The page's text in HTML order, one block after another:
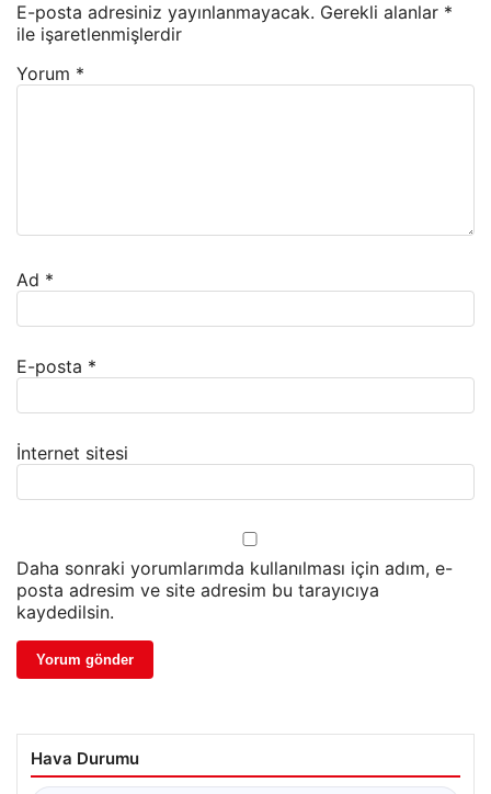
E-posta adresiniz yayınlanmayacak. Gerekli alanlar *
ile işaretlenmişlerdir
Yorum *
Ad *
E-posta *
İnternet sitesi
Daha sonraki yorumlarımda kullanılması için adım, e-
posta adresim ve site adresim bu tarayıcıya
kaydedilsin.
Hava Durumu